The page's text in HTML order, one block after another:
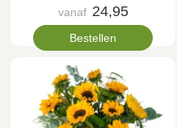
vanaf 24,95
Bestellen